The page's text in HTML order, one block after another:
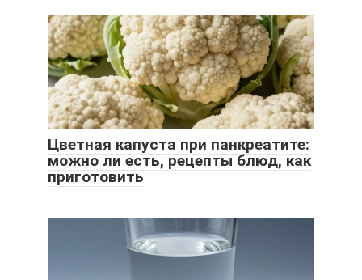
Цветная капуста при панкреатите:
можно ли есть, рецепты блюд, как
приготовить